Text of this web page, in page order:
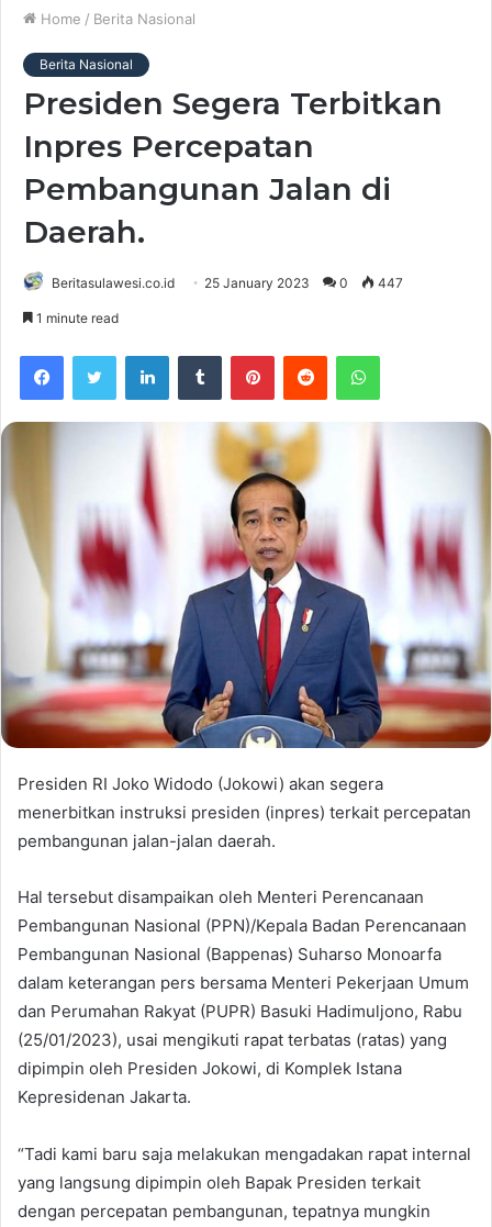
Home / Berita Nasional
Berita Nasional
Presiden Segera Terbitkan
Inpres Percepatan
Pembangunan Jalan di
Daerah.
Beritasulawesi.co.id 25 January 2023 0 447
1 minute read
Presiden RI Joko Widodo (Jokowi) akan segera
menerbitkan instruksi presiden (inpres) terkait percepatan
pembangunan jalan-jalan daerah.
Hal tersebut disampaikan oleh Menteri Perencanaan
Pembangunan Nasional (PPN)/Kepala Badan Perencanaan
Pembangunan Nasional (Bappenas) Suharso Monoarfa
dalam keterangan pers bersama Menteri Pekerjaan Umum
dan Perumahan Rakyat (PUPR) Basuki Hadimuljono, Rabu
(25/01/2023), usai mengikuti rapat terbatas (ratas) yang
dipimpin oleh Presiden Jokowi, di Komplek Istana
Kepresidenan Jakarta.
“Tadi kami baru saja melakukan mengadakan rapat internal
yang langsung dipimpin oleh Bapak Presiden terkait
dengan percepatan pembangunan, tepatnya mungkin